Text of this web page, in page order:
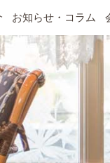
お知らせ・コラム